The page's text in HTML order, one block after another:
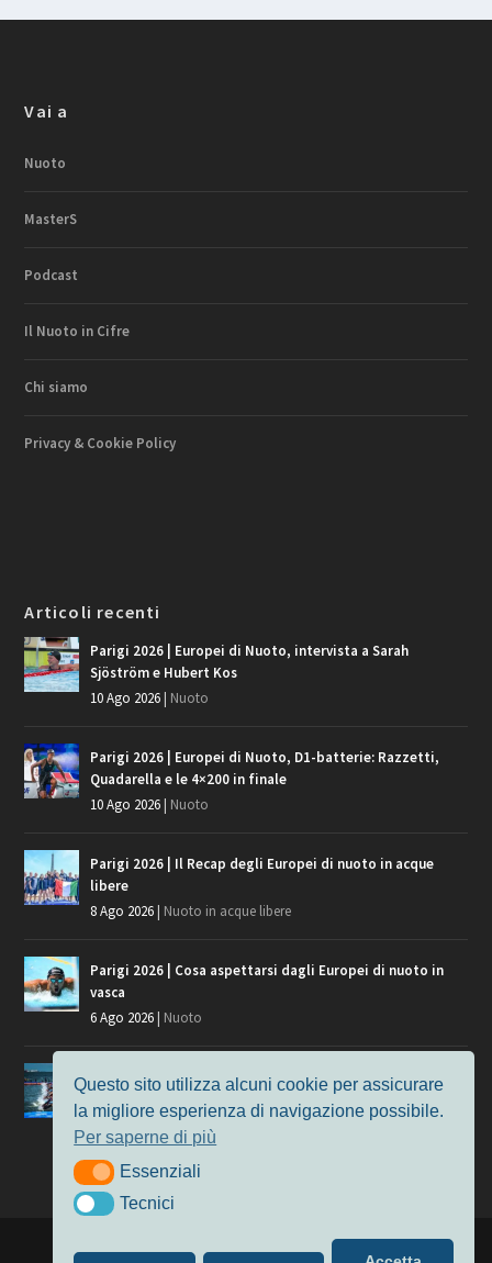
Vai a
Nuoto
MasterS
Podcast
Il Nuoto in Cifre
Chi siamo
Privacy & Cookie Policy
Articoli recenti
Parigi 2026 | Europei di Nuoto, intervista a Sarah
Sjöström e Hubert Kos
10 Ago 2026 Nuoto
Parigi 2026 | Europei di Nuoto, D1-batterie: Razzetti,
Quadarella e le 4×200 in finale
10 Ago 2026 Nuoto
Parigi 2026 | Il Recap degli Europei di nuoto in acque
libere
8 Ago 2026 Nuoto in acque libere
Parigi 2026 | Cosa aspettarsi dagli Europei di nuoto in
vasca
6 Ago 2026 Nuoto
Parigi 2026 | Cosa aspettarsi dagli Europei di nuoto in
acque libere
3 Ago 2026
Nuoto in acque libere
| Alimentato da
Questo sito utilizza alcuni cookie per assicurare
la migliore esperienza di navigazione possibile.
Per saperne di più
EssenzialiEssenziali
TecniciTecnici